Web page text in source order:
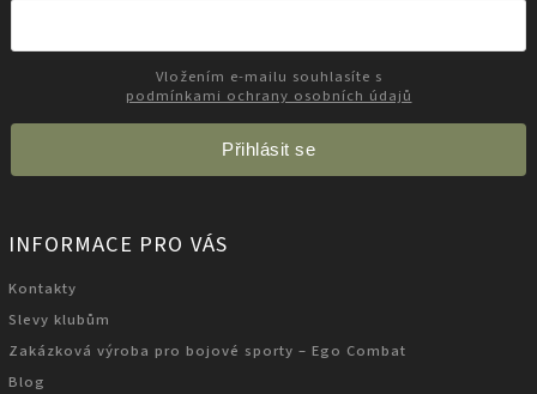
podmínkami ochrany osobních údajů
Přihlásit se
INFORMACE PRO VÁS
Kontakty
Slevy klubům
Zakázková výroba pro bojové sporty – Ego Combat
Blog